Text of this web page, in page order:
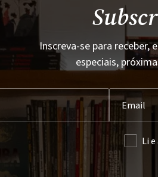
Inscreva-se para receber,
especiais,
Li